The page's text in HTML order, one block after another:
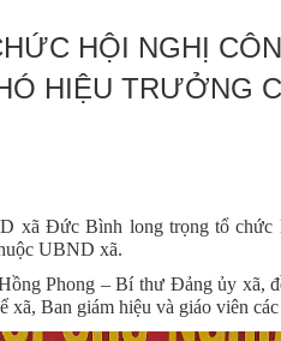
HỘI NGHỊ
HIỆU TRƯỞNG
xã Đức Bình long trọng tổ
UBND xã.
Phong – Bí thư Đảng ủy xã,
xã, Ban giám hiệu và giáo viên